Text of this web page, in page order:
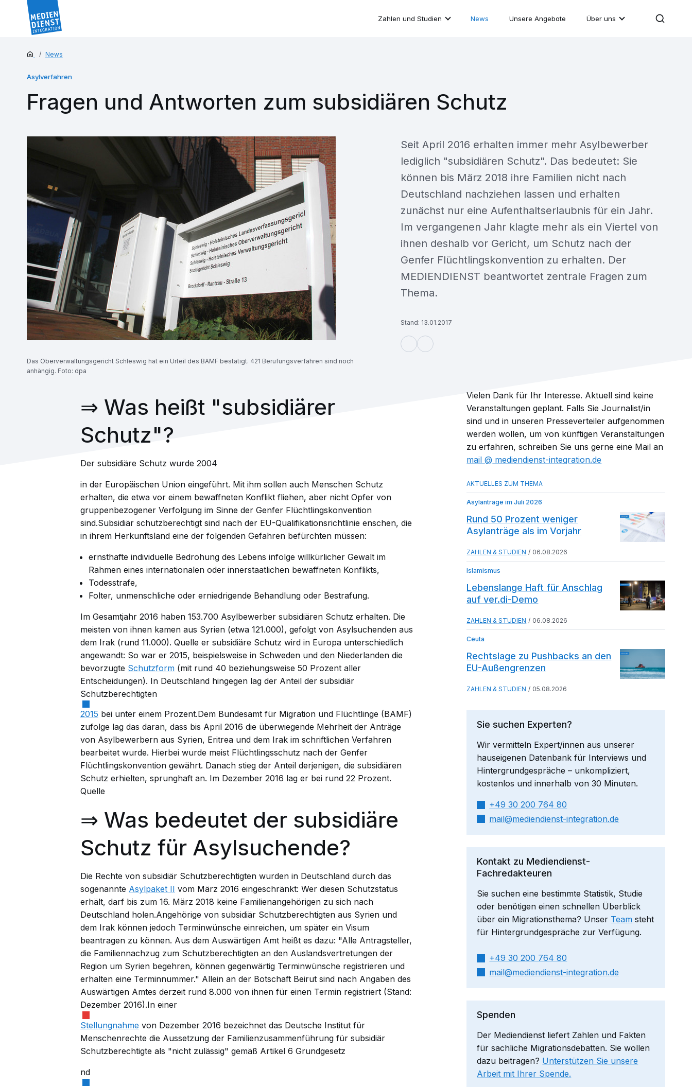
Zahlen und Studien News Unsere Angebote Über uns
News
Asylverfahren
Fragen und Antworten zum subsidiären Schutz
Stand: 13.01.2017
Seit April 2016 erhalten immer mehr Asylbewerber
lediglich "subsidiären Schutz". Das bedeutet: Sie
können bis März 2018 ihre Familien nicht nach
Deutschland nachziehen lassen und erhalten
zunächst nur eine Aufenthaltserlaubnis für ein Jahr.
Im vergangenen Jahr klagte mehr als ein Viertel von
ihnen deshalb vor Gericht, um Schutz nach der
Genfer Flüchtlingskonvention zu erhalten. Der
MEDIENDIENST beantwortet zentrale Fragen zum
Thema.
Das Oberverwaltungsgericht Schleswig hat ein Urteil des BAMF bestätigt. 421 Berufungsverfahren sind noch
anhängig. Foto: dpa
⇒ Was heißt "subsidiärer
Schutz"?
Der subsidiäre Schutz wurde 2004
in der Europäischen Union eingeführt. Mit ihm sollen auch Menschen Schutz
erhalten, die etwa vor einem bewaffneten Konflikt fliehen, aber nicht Opfer von
gruppenbezogener Verfolgung im Sinne der Genfer Flüchtlingskonvention
sind.Subsidiär schutzberechtigt sind nach der EU-Qualifikationsrichtlinie enschen, die
in ihrem Herkunftsland eine der folgenden Gefahren befürchten müssen:
ernsthafte individuelle Bedrohung des Lebens infolge willkürlicher Gewalt im
Rahmen eines internationalen oder innerstaatlichen bewaffneten Konflikts,
Todesstrafe,
Folter, unmenschliche oder erniedrigende Behandlung oder Bestrafung.
Im Gesamtjahr 2016 haben 153.700 Asylbewerber subsidiären Schutz erhalten. Die
meisten von ihnen kamen aus Syrien (etwa 121.000), gefolgt von Asylsuchenden aus
dem Irak (rund 11.000). Quelle er subsidiäre Schutz wird in Europa unterschiedlich
angewandt: So war er 2015, beispielsweise in Schweden und den Niederlanden die
bevorzugte Schutzform (mit rund 40 beziehungsweise 50 Prozent aller
Entscheidungen). In Deutschland hingegen lag der Anteil der subsidiär
Schutzberechtigten
2015 bei unter einem Prozent.Dem Bundesamt für Migration und Flüchtlinge (BAMF)
zufolge lag das daran, dass bis April 2016 die überwiegende Mehrheit der Anträge
von Asylbewerbern aus Syrien, Eritrea und dem Irak im schriftlichen Verfahren
bearbeitet wurde. Hierbei wurde meist Flüchtlingsschutz nach der Genfer
Flüchtlingskonvention gewährt. Danach stieg der Anteil derjenigen, die subsidiären
Schutz erhielten, sprunghaft an. Im Dezember 2016 lag er bei rund 22 Prozent.
Quelle
⇒ Was bedeutet der subsidiäre
Schutz für Asylsuchende?
Die Rechte von subsidiär Schutzberechtigten wurden in Deutschland durch das
sogenannte Asylpaket II vom März 2016 eingeschränkt: Wer diesen Schutzstatus
erhält, darf bis zum 16. März 2018 keine Familienangehörigen zu sich nach
Deutschland holen.Angehörige von subsidiär Schutzberechtigten aus Syrien und
dem Irak können jedoch Terminwünsche einreichen, um später ein Visum
beantragen zu können. Aus dem Auswärtigen Amt heißt es dazu: "Alle Antragsteller,
die Familiennachzug zum Schutzberechtigten an den Auslandsvertretungen der
Region um Syrien begehren, können gegenwärtig Terminwünsche registrieren und
erhalten eine Terminnummer." Allein an der Botschaft Beirut sind nach Angaben des
Auswärtigen Amtes derzeit rund 8.000 von ihnen für einen Termin registriert (Stand:
Dezember 2016).In einer
Stellungnahme von Dezember 2016 bezeichnet das Deutsche Institut für
Menschenrechte die Aussetzung der Familienzusammenführung für subsidiär
Schutzberechtigte als "nicht zulässig" gemäß Artikel 6 Grundgesetz
nd
Vielen Dank für Ihr Interesse. Aktuell sind keine
Veranstaltungen geplant. Falls Sie Journalist/in
sind und in unseren Presseverteiler aufgenommen
werden wollen, um von künftigen Veranstaltungen
zu erfahren, schreiben Sie uns gerne eine Mail an
mail​
mediendienst-integration.de
Asylanträge im Juli 2026
Rund 50 Prozent weniger
Asylanträge als im Vorjahr
ZAHLEN & STUDIEN 06.08.2026
Islamismus
Lebenslange Haft für Anschlag
auf ver.di-Demo
ZAHLEN & STUDIEN 06.08.2026
Ceuta
Rechtslage zu Pushbacks an den
EU-Außengrenzen
ZAHLEN & STUDIEN 05.08.2026
Sie suchen Experten?
Wir vermitteln Expert/innen aus unserer
hauseigenen Datenbank für Interviews und
Hintergrundgespräche – unkompliziert,
kostenlos und innerhalb von 30 Minuten.
+49 30 200 764 80
mail​
mediendienst-integration.de
Kontakt zu Mediendienst-
Fachredakteuren
Sie suchen eine bestimmte Statistik, Studie
oder benötigen einen schnellen Überblick
über ein Migrationsthema? Unser Team steht
für Hintergrundgespräche zur Verfügung.
+49 30 200 764 80
mail​
mediendienst-integration.de
Spenden
Der Mediendienst liefert Zahlen und Fakten
für sachliche Migrationsdebatten. Sie wollen
dazu beitragen? Unterstützen Sie unsere
Arbeit mit Ihrer Spende.